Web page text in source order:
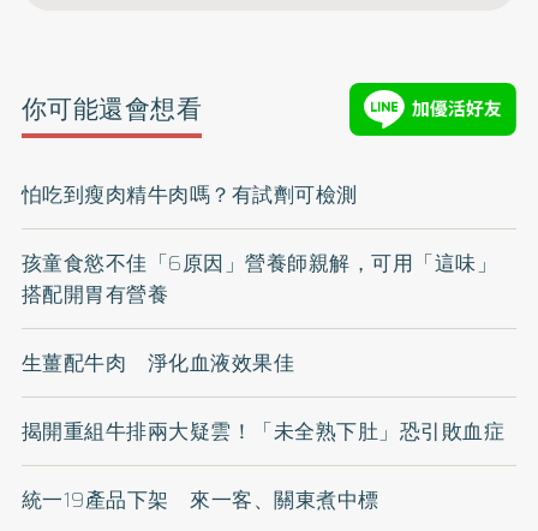
你可能還會想看
怕吃到瘦肉精牛肉嗎？有試劑可檢測
孩童食慾不佳「6原因」營養師親解，可用「這味」
搭配開胃有營養
生薑配牛肉 淨化血液效果佳
揭開重組牛排兩大疑雲！「未全熟下肚」恐引敗血症
統一19產品下架 來一客、關東煮中標